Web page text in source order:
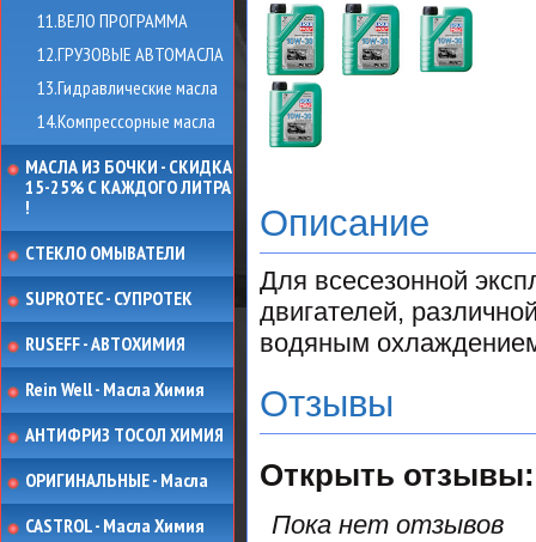
11.ВЕЛО ПРОГРАММА
12.ГРУЗОВЫЕ АВТОМАСЛА
13.Гидравлические масла
14.Компрессорные масла
МАСЛА ИЗ БОЧКИ - СКИДКА
15-25% С КАЖДОГО ЛИТРА
!
СТЕКЛО ОМЫВАТЕЛИ
SUPROTEC - СУПРОТЕК
RUSEFF - АВТОХИМИЯ
Rein Well - Масла Химия
АНТИФРИЗ ТОСОЛ ХИМИЯ
ОРИГИНАЛЬНЫЕ - Масла
CASTROL - Масла Химия
Описание
Для всесезонной
двигателей,
водяным
Отзывы
Открыть
Пока нет отзывов